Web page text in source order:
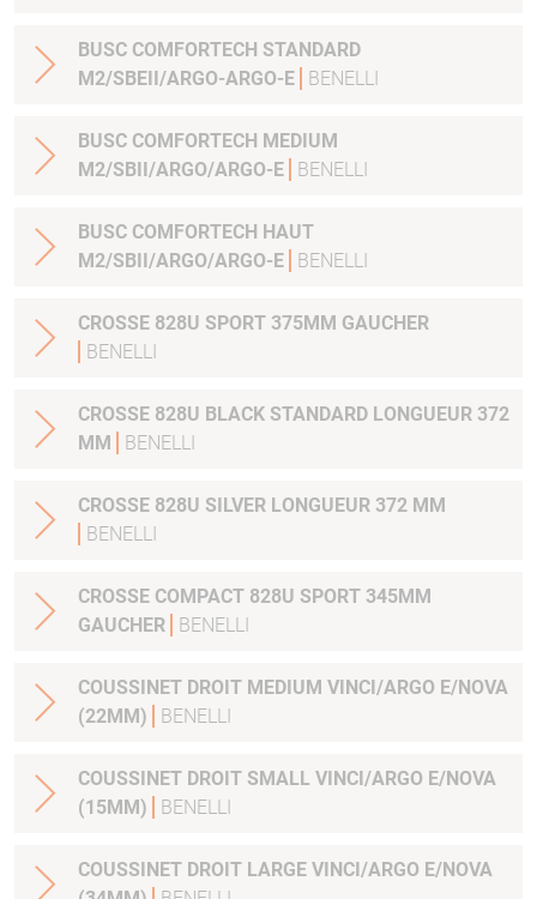
BUSC COMFORTECH STANDARD
M2/SBEII/ARGO-ARGO-E
BENELLI
BUSC COMFORTECH MEDIUM
M2/SBII/ARGO/ARGO-E
BENELLI
BUSC COMFORTECH HAUT
M2/SBII/ARGO/ARGO-E
BENELLI
CROSSE 828U SPORT 375MM GAUCHER
BENELLI
CROSSE 828U BLACK STANDARD LONGUEUR 372
MM
BENELLI
CROSSE 828U SILVER LONGUEUR 372 MM
BENELLI
CROSSE COMPACT 828U SPORT 345MM
GAUCHER
BENELLI
COUSSINET DROIT MEDIUM VINCI/ARGO E/NOVA
(22MM)
BENELLI
COUSSINET DROIT SMALL VINCI/ARGO E/NOVA
(15MM)
BENELLI
COUSSINET DROIT LARGE VINCI/ARGO E/NOVA